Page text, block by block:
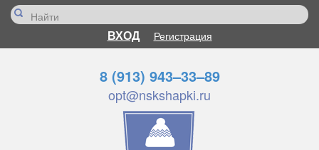
ВХОД Регистрация
8 (913) 943–33–89
opt@nskshapki.ru